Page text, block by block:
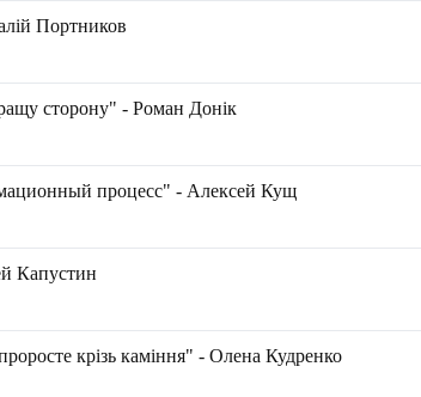
Портников
сторону" - Роман Донік
процесс" - Алексей Кущ
Капустин
крізь каміння" - Олена Кудренко